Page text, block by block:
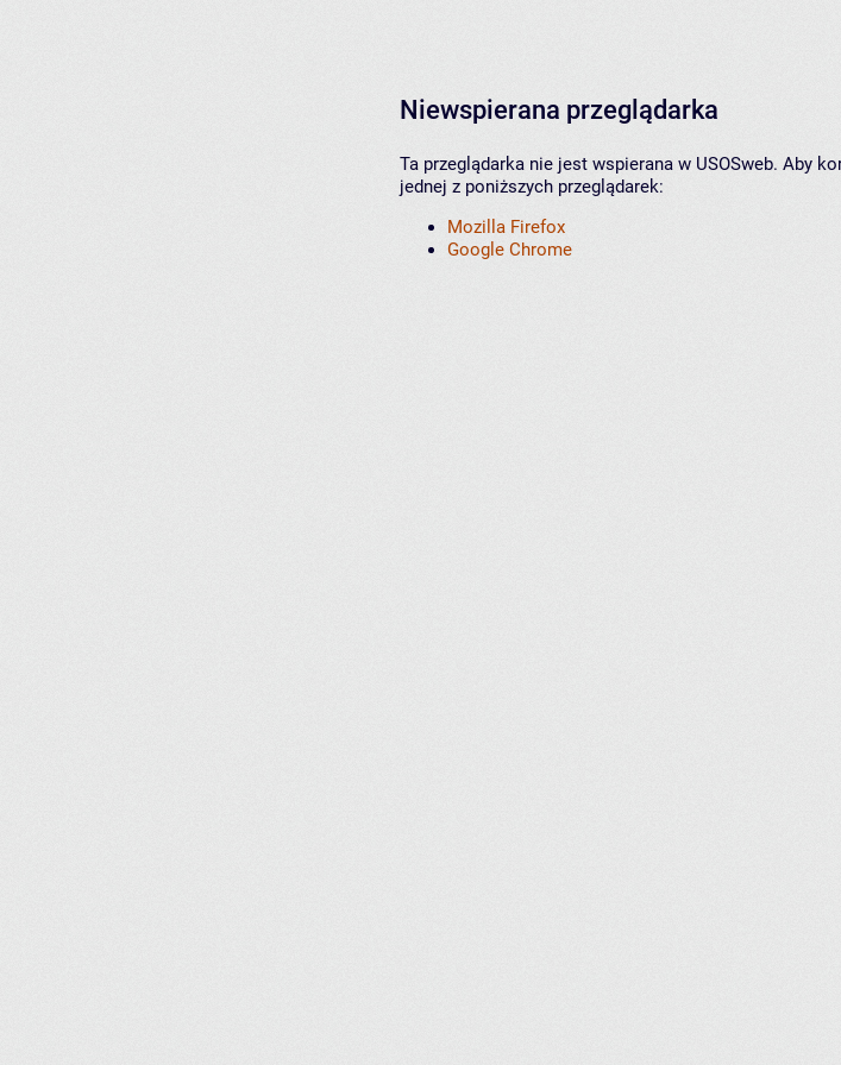
Niewspierana przeglądarka
Ta przeglądarka nie jest wspierana w USOSweb. Aby
jednej z poniższych przeglądarek:
Mozilla Firefox
Google Chrome